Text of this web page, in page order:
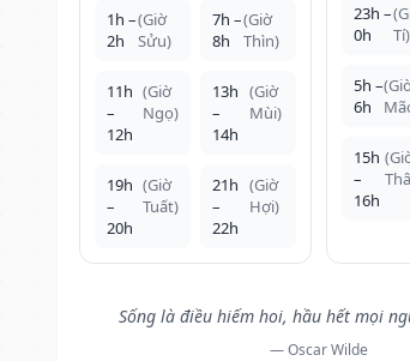
1h –
2h
(Giờ
Sửu)
7h –
8h
(Giờ
Thìn)
11h
–
12h
(Giờ
Ngọ)
13h
–
14h
(Giờ
Mùi)
19h
–
20h
(Giờ
Tuất)
21h
–
22h
(Giờ
Hợi)
23h –
0h
Tí)
5h –
6h
15h
–
16h
Sống là điều hiếm hoi, hầu hết mọi
— Oscar Wilde